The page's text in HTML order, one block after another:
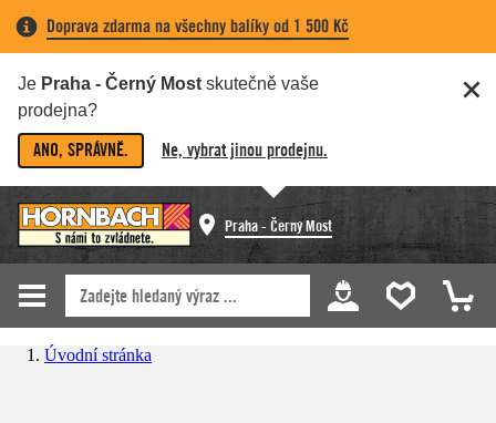
Doprava zdarma na všechny balíky od 1 500 Kč
Je Praha - Černý Most skutečně vaše
prodejna?
ANO, SPRÁVNĚ. Ne, vybrat jinou prodejnu.
Praha - Černý Most
Úvodní stránka